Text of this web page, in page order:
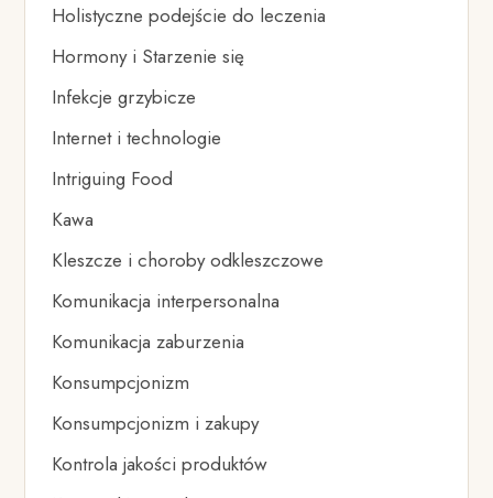
Holistyczne podejście do leczenia
Hormony i Starzenie się
Infekcje grzybicze
Internet i technologie
Intriguing Food
Kawa
Kleszcze i choroby odkleszczowe
Komunikacja interpersonalna
Komunikacja zaburzenia
Konsumpcjonizm
Konsumpcjonizm i zakupy
Kontrola jakości produktów